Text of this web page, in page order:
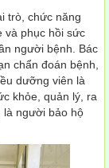
trò, chức năng
và phục hồi sức
người bệnh. Bác
chẩn đoán bệnh,
dưỡng viên là
khỏe, quản lý, ra
là người bảo hộ